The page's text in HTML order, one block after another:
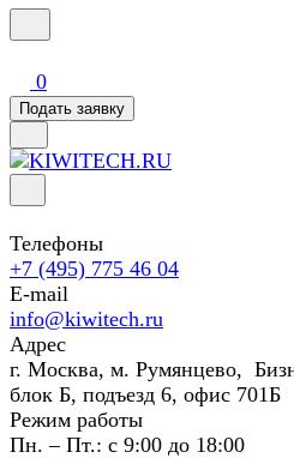
0
Подать заявку
Телефоны
+7 (495) 775 46 04
E-mail
info@kiwitech.ru
Адрес
г. Москва, м. Румянцево,
блок Б, подъезд 6, офис 701Б
Режим работы
Пн. – Пт.: с 9:00 до 18:00